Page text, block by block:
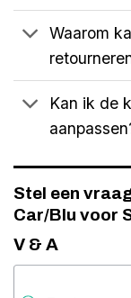
Waarom
Kan ik de
Stel een
Car/Blu voor
V & A